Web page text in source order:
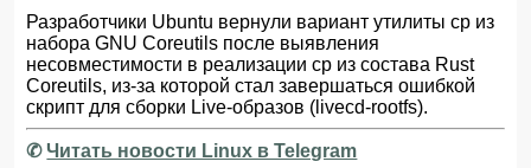
Разработчики Ubuntu вернули вариант утилиты cp из
набора GNU Coreutils после выявления
несовместимости в реализации cp из состава Rust
Coreutils, из-за которой стал завершаться ошибкой
скрипт для сборки Live-образов (livecd-rootfs).
✆Читать новости Linux в Telegram